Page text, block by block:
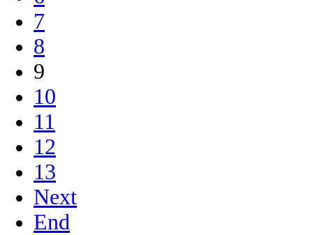
7
8
9
10
11
12
13
Next
End